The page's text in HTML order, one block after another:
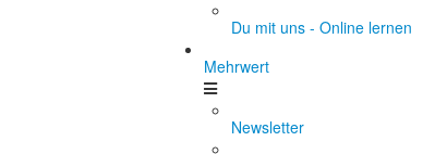
Du mit uns - Online lernen
Mehrwert
Newsletter